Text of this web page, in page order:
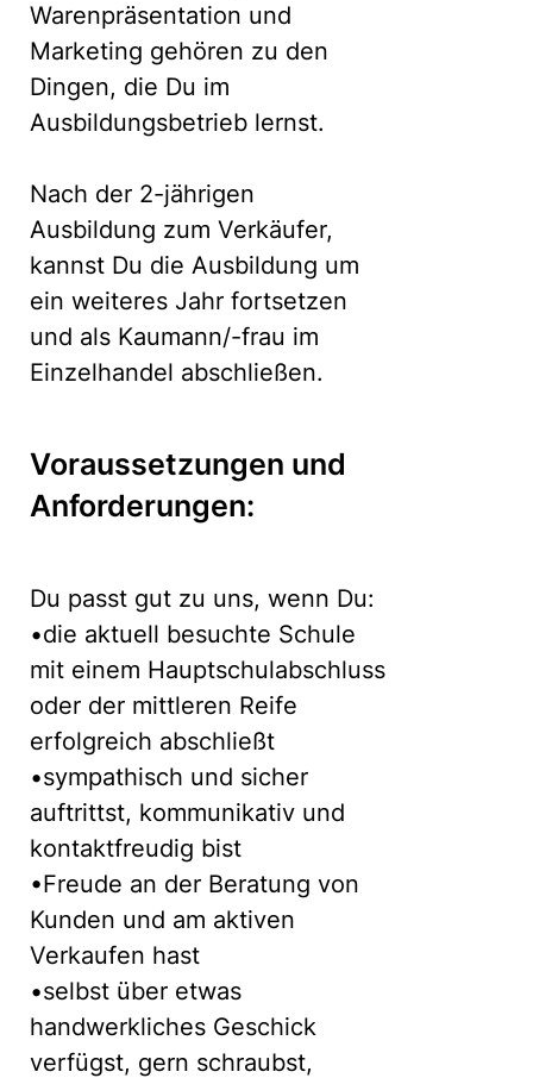
Warenpräsentation und
Marketing gehören zu den
Dingen, die Du im
Ausbildungsbetrieb lernst.
Nach der 2-jährigen
Ausbildung zum Verkäufer,
kannst Du die Ausbildung um
ein weiteres Jahr fortsetzen
und als Kaumann/-frau im
Einzelhandel abschließen.
Voraussetzungen und
Anforderungen:
Du passt gut zu uns, wenn Du:
•die aktuell besuchte Schule
mit einem Hauptschulabschluss
oder der mittleren Reife
erfolgreich abschließt
•sympathisch und sicher
auftrittst, kommunikativ und
kontaktfreudig bist
•Freude an der Beratung von
Kunden und am aktiven
Verkaufen hast
•selbst über etwas
handwerkliches Geschick
verfügst, gern schraubst,